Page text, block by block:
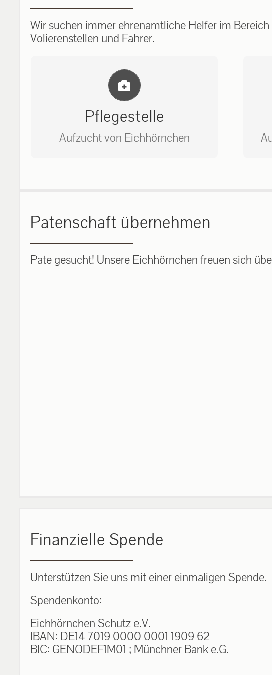
Wir suchen immer ehrenamtliche Helfer im
Volierenstellen und Fahrer.
Pflegestelle
Aufzucht von Eichhörnchen
Einlernung und Infos
Patenschaft übernehmen
Pate gesucht! Unsere Eichhörnchen freuen sich
Finanzielle Spende
Unterstützen Sie uns mit einer einmaligen Spende.
Spendenkonto:
Eichhörnchen Schutz e.V.
IBAN: DE14 7019 0000 0001 1909 62
BIC: GENODEF1M01 ; Münchner Bank e.G.